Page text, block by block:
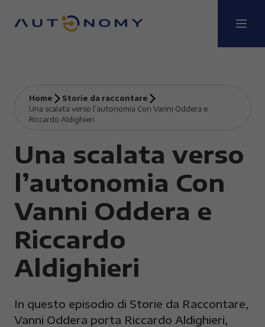
Home
Storie da raccontare
Una scalata verso l’autonomia Con Vanni Oddera e
Riccardo Aldighieri
Una scalata verso
l’autonomia Con
Vanni Oddera e
Riccardo
Aldighieri
In questo episodio di Storie da Raccontare,
Vanni Oddera porta Riccardo Aldighieri,